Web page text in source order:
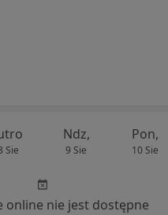
Sie
Ndz,
9 Sie
Pon,
10 Sie
online nie jest dostępne